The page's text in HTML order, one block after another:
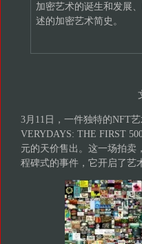
加密艺术的诞生和发展
述的加密艺术简史。
3月11日，一件独特的NFT
VERYDAYS: THE FIRST
元的天价售出。这一场拍卖
程碑式的事件，它开启了艺